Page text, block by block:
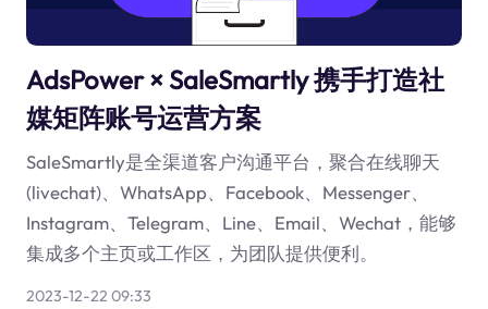
AdsPower × SaleSmartly 携手打造社
媒矩阵账号运营方案
SaleSmartly是全渠道客户沟通平台，聚合在线聊天
(livechat)、WhatsApp、Facebook、Messenger、
Instagram、Telegram、Line、Email、Wechat，能够
集成多个主页或工作区，为团队提供便利。
2023-12-22 09:33